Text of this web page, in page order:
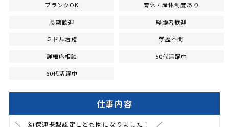
ブランクOK 育休・産休制度あり
長期歓迎 経験者歓迎
ミドル活躍 学歴不問
詳細応相談 50代活躍中
60代活躍中
仕事内容
＼ 幼保連携型認定こども園になりました！ ／